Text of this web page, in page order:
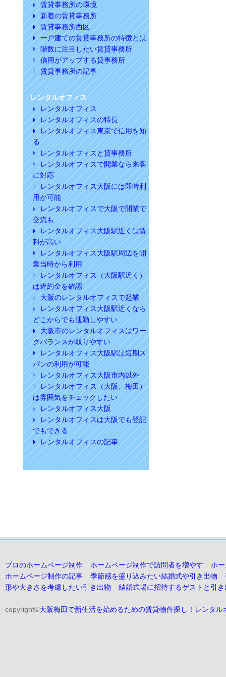
賃貸事務所の環境
新着の賃貸事務所
賃貸事務所西区
一戸建ての賃貸事務所の特徴とは
階数に注目したい賃貸事務所
信用がアップする貸事務所
賃貸事務所の記事
レンタルオフィス
レンタルオフィス
レンタルオフィスの特長
レンタルオフィス東京で信用を知
る
レンタルオフィスと貸事務所
レンタルオフィスで開業なら来客
に対応
レンタルオフィス大阪には即時利
用が可能
レンタルオフィスで大阪で開業で
交流も
レンタルオフィス大阪駅近くは賃
料が高い
レンタルオフィス大阪駅周辺を開
業当時から利用
レンタルオフィス（大阪駅近く）
は違約金を確認
大阪のレンタルオフィスで起業
レンタルオフィス大阪駅近くなら
どこからでも通勤しやすい
大阪市のレンタルオフィスはワー
クバランスが取りやすい
レンタルオフィス大阪駅は短期ス
パンの利用が可能
レンタルオフィス大阪市内以外
レンタルオフィス（大阪、梅田）
は雰囲気をチェックしたい
レンタルオフィス大阪
レンタルオフィスは大阪でも登記
でもできる
レンタルオフィスの記事
プロのホームページ制作 ホームページ制作で訪問者を増やす
ホ
ホームページ制作の記事
季節感を盛り込みたい結婚式や引き出物
形や大きさを考慮したい引き出物
結婚式場に招待するゲストと引き
copyright©大阪梅田で新生活を始めるための賃貸物件探し！レンタル